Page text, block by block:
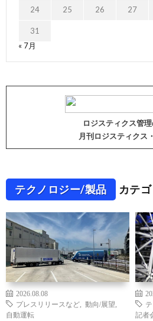
24 25 26 27
31
« 7月
ロジスティクス管
月刊ロジスティクス
テクノロジー/製品 カテ
2026.08.08
プレスリリースなど
動向/展望
自動運転
記者